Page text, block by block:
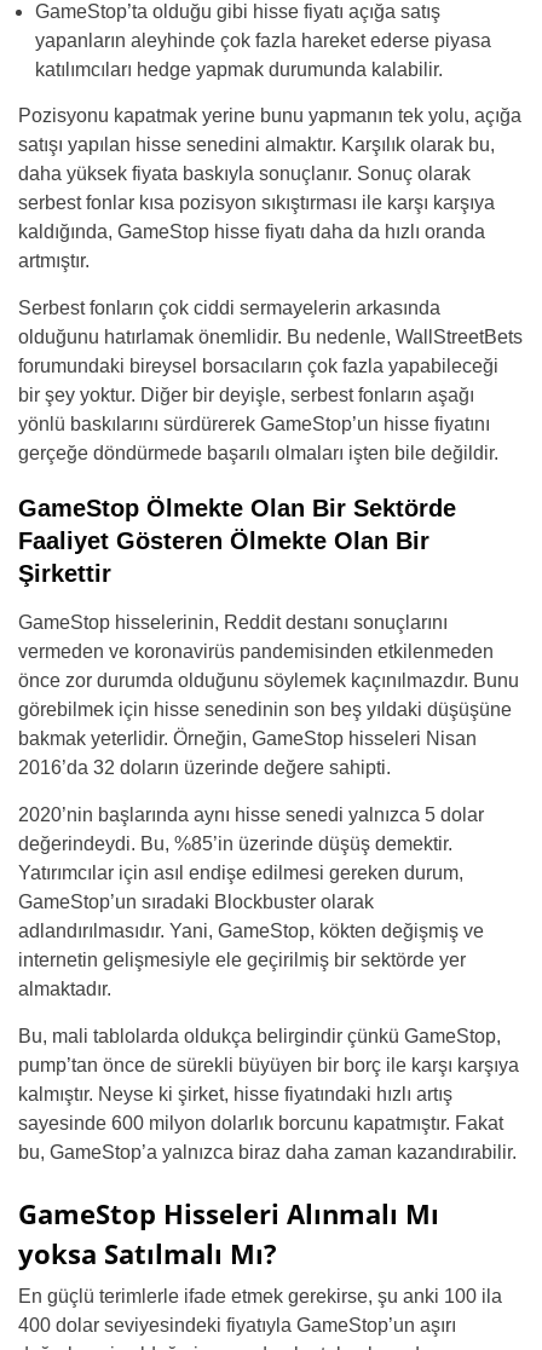
GameStop’ta olduğu gibi hisse fiyatı açığa satış
yapanların aleyhinde çok fazla hareket ederse piyasa
katılımcıları hedge yapmak durumunda kalabilir.
Pozisyonu kapatmak yerine bunu yapmanın tek yolu, açığa
satışı yapılan hisse senedini almaktır. Karşılık olarak bu,
daha yüksek fiyata baskıyla sonuçlanır. Sonuç olarak
serbest fonlar kısa pozisyon sıkıştırması ile karşı karşıya
kaldığında, GameStop hisse fiyatı daha da hızlı oranda
artmıştır.
Serbest fonların çok ciddi sermayelerin arkasında
olduğunu hatırlamak önemlidir. Bu nedenle, WallStreetBets
forumundaki bireysel borsacıların çok fazla yapabileceği
bir şey yoktur. Diğer bir deyişle, serbest fonların aşağı
yönlü baskılarını sürdürerek GameStop’un hisse fiyatını
gerçeğe döndürmede başarılı olmaları işten bile değildir.
GameStop Ölmekte Olan Bir Sektörde
Faaliyet Gösteren Ölmekte Olan Bir
Şirkettir
GameStop hisselerinin, Reddit destanı sonuçlarını
vermeden ve koronavirüs pandemisinden etkilenmeden
önce zor durumda olduğunu söylemek kaçınılmazdır. Bunu
görebilmek için hisse senedinin son beş yıldaki düşüşüne
bakmak yeterlidir. Örneğin, GameStop hisseleri Nisan
2016’da 32 doların üzerinde değere sahipti.
2020’nin başlarında aynı hisse senedi yalnızca 5 dolar
değerindeydi. Bu, %85’in üzerinde düşüş demektir.
Yatırımcılar için asıl endişe edilmesi gereken durum,
GameStop’un sıradaki Blockbuster olarak
adlandırılmasıdır. Yani, GameStop, kökten değişmiş ve
internetin gelişmesiyle ele geçirilmiş bir sektörde yer
almaktadır.
Bu, mali tablolarda oldukça belirgindir çünkü GameStop,
pump’tan önce de sürekli büyüyen bir borç ile karşı karşıya
kalmıştır. Neyse ki şirket, hisse fiyatındaki hızlı artış
sayesinde 600 milyon dolarlık borcunu kapatmıştır. Fakat
bu, GameStop’a yalnızca biraz daha zaman kazandırabilir.
GameStop Hisseleri Alınmalı Mı
yoksa Satılmalı Mı?
En güçlü terimlerle ifade etmek gerekirse, şu anki 100 ila
400 dolar seviyesindeki fiyatıyla GameStop’un aşırı